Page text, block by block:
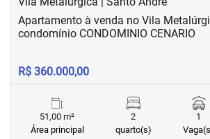
Apartamento à venda no Vila
condomínio CONDOMINIO CENARIO
R$ 360.000,00
51,00 m²
Área principal
2
quarto(s)
1